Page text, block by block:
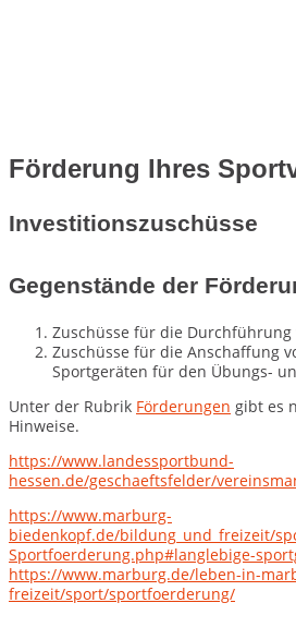
Förderung Ihres
Investitionszuschüsse
Gegenstände der
Zuschüsse für die
Zuschüsse für die Anschaffung
Sportgeräten für den Übungs-
Unter der Rubrik Förderungen gibt es
Hinweise.
https://www.landessportbund-
hessen.de/geschaeftsfelder/
https://www.marburg-
biedenkopf.de/bildung_und_freizeit/
Sportfoerderung.php#langlebige-
https://www.marburg.de/leben-in-
freizeit/sport/sportfoerderung/